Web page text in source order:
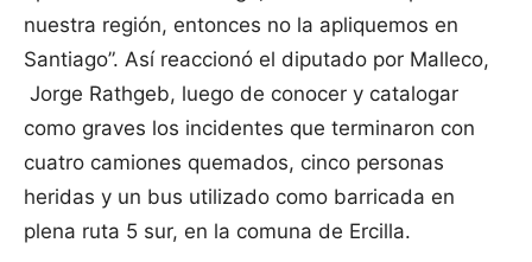
nuestra región, entonces no la apliquemos en
Santiago”. Así reaccionó el diputado por Malleco,
Jorge Rathgeb, luego de conocer y catalogar
como graves los incidentes que terminaron con
cuatro camiones quemados, cinco personas
heridas y un bus utilizado como barricada en
plena ruta 5 sur, en la comuna de Ercilla.